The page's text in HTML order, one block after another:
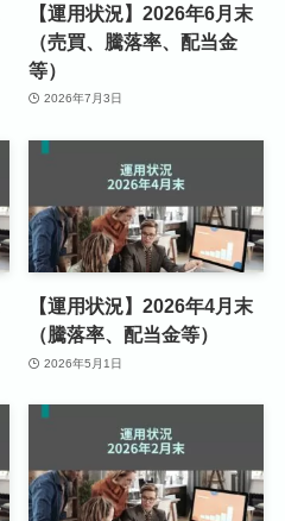
【運用状況】2026年6月末
（売買、騰落率、配当金
等）
2026年7月3日
【運用状況】2026年4月末
（騰落率、配当金等）
2026年5月1日